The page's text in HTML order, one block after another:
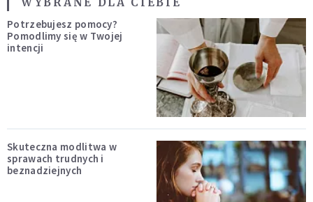
Potrzebujesz pomocy?
Pomodlimy się w Twojej
intencji
Skuteczna modlitwa w
sprawach trudnych i
beznadziejnych